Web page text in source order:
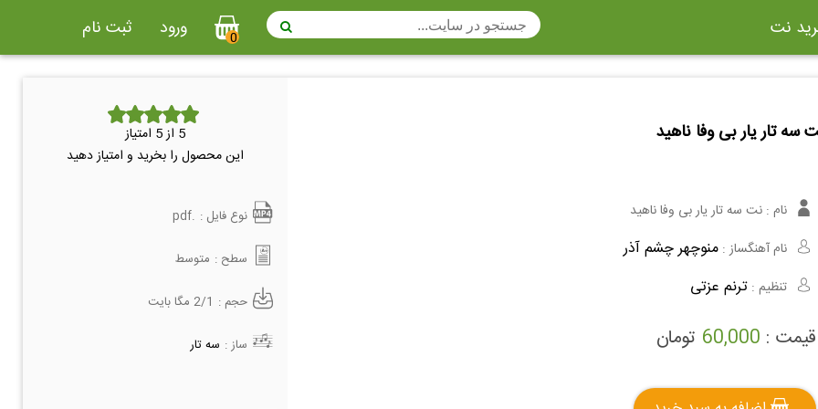
نت
سه تار
گلوکن اشپیل ویبرافون
نی هفت بند
ویولا
ثبت نام ورود 0
سه تار یار بی وفا ناهید
نام : نت سه تار یار بی وفا ناهید
نام آهنگساز : منوچهر چشم آذر
تنظیم : ترنم عزتی
قیمت : 60,000 تومان
5 از 5 امتیاز
این محصول را بخرید و امتیاز دهید
نوع فایل : .pdf
سطح : متوسط
حجم : 2/1 مگا بایت
ساز : سه تار